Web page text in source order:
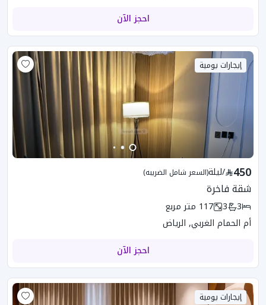
احجز الآن
إيجارات يومية
450
/ليلة(السعر شامل الضريبه)
شقة فاخرة
3
3
117 متر مربع
أم الحمام الغربي, الرياض
احجز الآن
إيجارات يومية